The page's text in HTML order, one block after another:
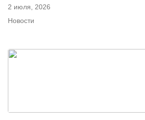
2 июля, 2026
Новости